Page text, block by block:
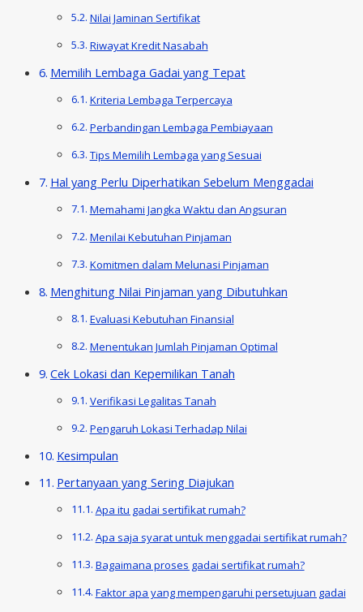
Nilai Jaminan Sertifikat
Riwayat Kredit Nasabah
Memilih Lembaga Gadai yang Tepat
Kriteria Lembaga Terpercaya
Perbandingan Lembaga Pembiayaan
Tips Memilih Lembaga yang Sesuai
Hal yang Perlu Diperhatikan Sebelum Menggadai
Memahami Jangka Waktu dan Angsuran
Menilai Kebutuhan Pinjaman
Komitmen dalam Melunasi Pinjaman
Menghitung Nilai Pinjaman yang Dibutuhkan
Evaluasi Kebutuhan Finansial
Menentukan Jumlah Pinjaman Optimal
Cek Lokasi dan Kepemilikan Tanah
Verifikasi Legalitas Tanah
Pengaruh Lokasi Terhadap Nilai
Kesimpulan
Pertanyaan yang Sering Diajukan
Apa itu gadai sertifikat rumah?
Apa saja syarat untuk menggadai sertifikat rumah?
Bagaimana proses gadai sertifikat rumah?
Faktor apa yang mempengaruhi persetujuan gadai